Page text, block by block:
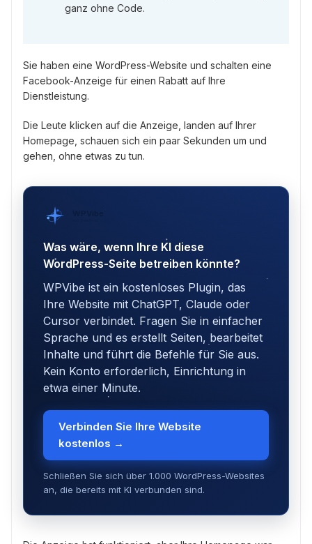
ganz ohne Code.
Sie haben eine WordPress-Website und schalten eine
Facebook-Anzeige für einen Rabatt auf Ihre
Dienstleistung.
Die Leute klicken auf die Anzeige, landen auf Ihrer
Homepage, schauen sich ein paar Sekunden um und
gehen, ohne etwas zu tun.
WPVibe
Was wäre, wenn Ihre KI diese
WordPress-Seite betreiben könnte?
WPVibe ist ein kostenloses Plugin, das
Ihre Website mit ChatGPT, Claude oder
Cursor verbindet. Fragen Sie in einfacher
Sprache und es erstellt Seiten, bearbeitet
Inhalte und führt die Befehle für Sie aus.
Kein Konto erforderlich, Einrichtung in
etwa einer Minute.
Verbinden Sie Ihre Website
kostenlos →
Schließen Sie sich über 1.000 WordPress-Websites
an, die bereits mit KI verbunden sind.